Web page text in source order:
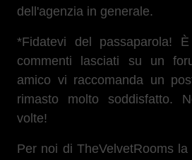
dell'agenzia in generale.
*Fidatevi del passaparola!
commenti lasciati su un
amico vi raccomanda un
rimasto molto soddisfatto.
volte!
Per noi di TheVelvetRooms